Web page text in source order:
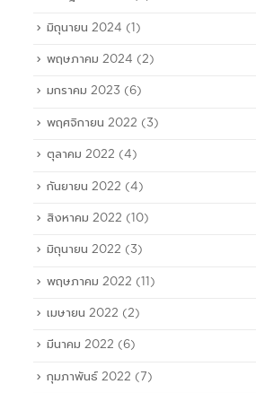
ทริพเพิล ไอ ( iii ) รุกขยาย
สายเรือใหม่ ตั้งเป้าโต 20%
รองรับอีคอมเมิร์ซบูม แถมรับ
หลายรูท หลัง ICAO ปลดธง
(จำกัด) มหาชน หรือ iii ผู้นำโลจิ
สร้างยอดขายปี 61 เติบโต
คลังสินค้าที่ดอนเมือง พร้อมเป็น
ตัวแทนสายเรือใหม่ รองรับยอด
ดาลาล ประธานเจ้าหน้าที่บริหาร
มิถุนายน 2024 (1)
พฤษภาคม 2024 (2)
มกราคม 2023 (6)
พฤศจิกายน 2022 (3)
ตุลาคม 2022 (4)
กันยายน 2022 (4)
สิงหาคม 2022 (10)
มิถุนายน 2022 (3)
พฤษภาคม 2022 (11)
เมษายน 2022 (2)
มีนาคม 2022 (6)
กุมภาพันธ์ 2022 (7)